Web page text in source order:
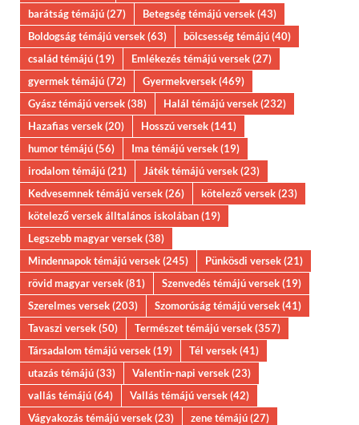
barátság témájú(27) Betegség témájú versek(43)
Boldogság témájú versek(63) bölcsesség témájú(40)
család témájú(19) Emlékezés témájú versek(27)
gyermek témájú(72) Gyermekversek(469)
Gyász témájú versek(38) Halál témájú versek(232)
Hazafias versek(20) Hosszú versek(141)
humor témájú(56) Ima témájú versek(19)
irodalom témájú(21) Játék témájú versek(23)
Kedvesemnek témájú versek(26) kötelező versek(23)
kötelező versek álltalános iskolában(19)
Legszebb magyar versek(38)
Mindennapok témájú versek(245) Pünkösdi versek(21)
rövid magyar versek(81) Szenvedés témájú versek(19)
Szerelmes versek(203) Szomorúság témájú versek(41)
Tavaszi versek(50) Természet témájú versek(357)
Társadalom témájú versek(19) Tél versek(41)
utazás témájú(33) Valentin-napi versek(23)
vallás témájú(64) Vallás témájú versek(42)
Vágyakozás témájú versek(23) zene témájú(27)